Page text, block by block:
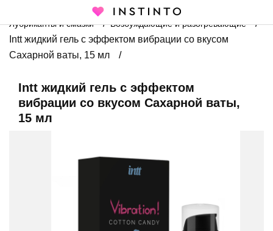
Каталог
Интимная косметика
Лубриканты и смазки
Возбуждающие и разогревающие
Intt жидкий гель с эффектом вибрации со вкусом
Сахарной ваты, 15 мл
Intt жидкий гель с эффектом
вибрации со вкусом Сахарной ваты,
15 мл